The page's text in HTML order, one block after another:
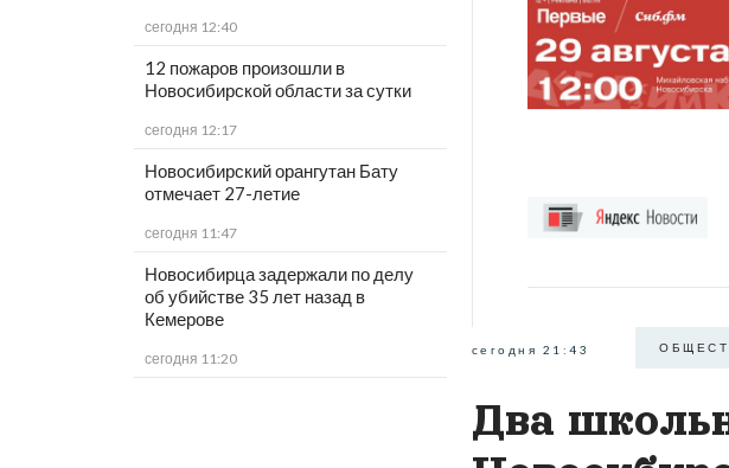
сегодня 12:40
12 пожаров произошли в
Новосибирской области за сутки
сегодня 12:17
Новосибирский орангутан Бату
отмечает 27-летие
сегодня 11:47
Новосибирца задержали по делу
об убийстве 35 лет назад в
Кемерове
сегодня 11:20
сегодня 21:43
Два